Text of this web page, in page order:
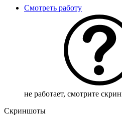
Смотреть работу
не работает, смотрите
Скриншоты